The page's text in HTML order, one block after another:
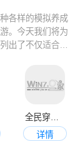
各样的模拟养成
。今天我们将为
出了不仅适合男
全民穿越之宫九游版
详情